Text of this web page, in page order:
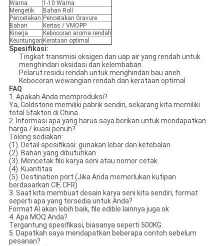
Warna
1-10 Warna
Mengetik
Bahan Roll
Pencetakan Pencetakan Gravure
Bahan
Kertas / VMOPP
Kinerja
Kebocoran aroma rendah
Keuntungan Kerataan optimal
Spesifikasi:
Tingkat transmisi oksigen dan uap air yang rendah untuk
menghindari oksidasi dan kelembaban.
Pelarut residu rendah untuk menghindari bau aneh.
Kebocoran wewangian rendah dan kerataan optimal
FAQ
1. Apakah Anda memproduksi?
Ya, Goldstone memiliki pabrik sendiri, sekarang kita memiliki
total 5faktori di China.
2. Informasi apa yang harus saya berikan untuk mendapatkan
harga / kuasi penuh?
Tolong sediakan:
(1). Detail spesifikasi: gunakan lebar dan ketebalan
(2). Bahan yang dibutuhkan
(3). Mencetak file karya seni atau nomor cetak.
(4). Kuantitas
(5). Destination port (Jika Anda memerlukan kutipan
berdasarkan CIF, CFR)
3. Saat kita membuat desain karya seni kita sendiri, format
seperti apa yang tersedia untuk Anda?
Format AI akan lebih baik, file edible lainnya juga ok
4. Apa MOQ Anda?
Tergantung spesifikasi, biasanya seperti 500KG.
5. Dapatkah saya mendapatkan beberapa contoh sebelum
pesanan?